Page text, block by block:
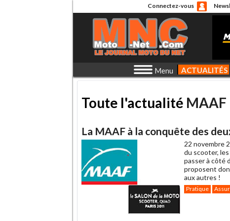
Connectez-vous
Menu ACTUALITÉS
Toute l'actualité MAAF
La MAAF à la conquête des
22 novembre
du scooter,
passer à côté
proposent
aux autres !
Pratique